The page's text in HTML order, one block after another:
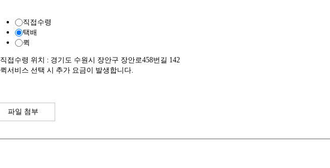
직접수령
택배
퀵
직접수령 위치 : 경기도 수원시 장안구 장안로458번길 142
퀵서비스 선택 시 추가 요금이 발생합니다.
파일 첨부